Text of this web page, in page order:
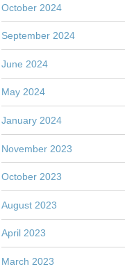
October 2024
September 2024
June 2024
May 2024
January 2024
November 2023
October 2023
August 2023
April 2023
March 2023